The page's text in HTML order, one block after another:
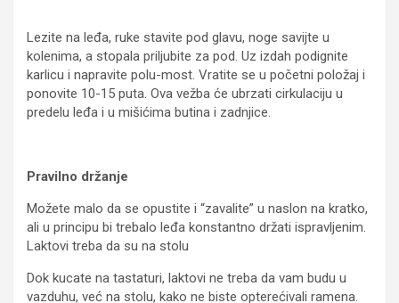
Lezite na leđa, ruke stavite pod glavu, noge savijte u
kolenima, a stopala priljubite za pod. Uz izdah podignite
karlicu i napravite polu-most. Vratite se u početni položaj i
ponovite 10-15 puta. Ova vežba će ubrzati cirkulaciju u
predelu leđa i u mišićima butina i zadnjice.
Pravilno držanje
Možete malo da se opustite i “zavalite” u naslon na kratko,
ali u principu bi trebalo leđa konstantno držati ispravljenim.
Laktovi treba da su na stolu
Dok kucate na tastaturi, laktovi ne treba da vam budu u
vazduhu, već na stolu, kako ne biste opterećivali ramena.